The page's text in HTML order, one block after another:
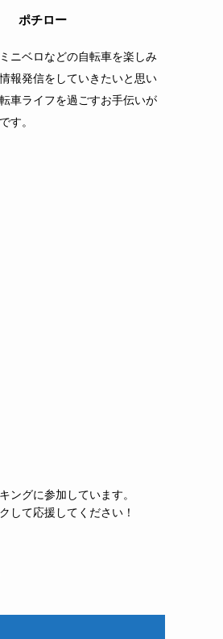
ポチロー
ニベロなどの自転車を楽しみ
報発信をしていきたいと思い
車ライフを過ごすお手伝いが
す。
ングに参加しています。
して応援してください！